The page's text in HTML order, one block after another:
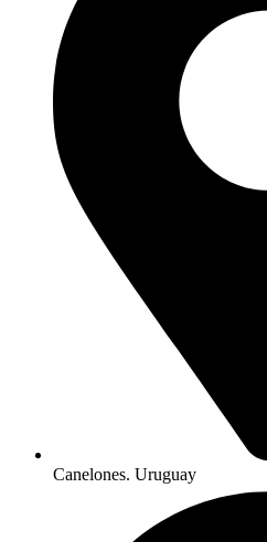
Canelones. Uruguay